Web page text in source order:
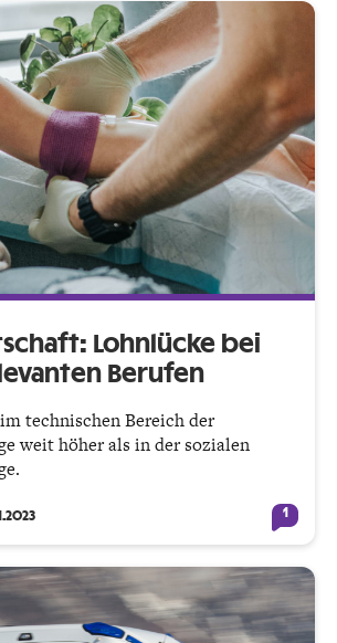
Lohnlücke bei
Berufen
technischen Bereich der
weit höher als in der sozialen
1